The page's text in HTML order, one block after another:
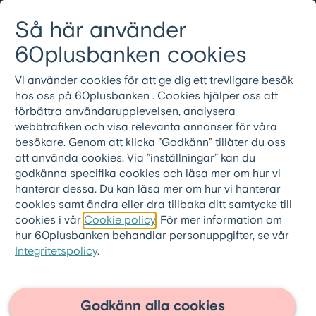
Så här använder
60plusbanken cookies
Vi använder cookies för att ge dig ett trevligare besök
hos oss på 60plusbanken . Cookies hjälper oss att
förbättra användarupplevelsen, analysera
webbtrafiken och visa relevanta annonser för våra
besökare. Genom att klicka ”Godkänn” tillåter du oss
att använda cookies. Via ”inställningar” kan du
godkänna specifika cookies och läsa mer om hur vi
hanterar dessa. Du kan läsa mer om hur vi hanterar
cookies samt ändra eller dra tillbaka ditt samtycke till
cookies i vår Cookie policy . För mer information om
hur 60plusbanken behandlar personuppgifter, se vår
Integritetspolicy.
Godkänn alla cookies
Meny
08-501 01 200
60plusbanken.se
Bäst